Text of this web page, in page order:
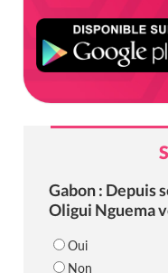
Gabon : Depuis
Oligui Nguema
Oui
Non